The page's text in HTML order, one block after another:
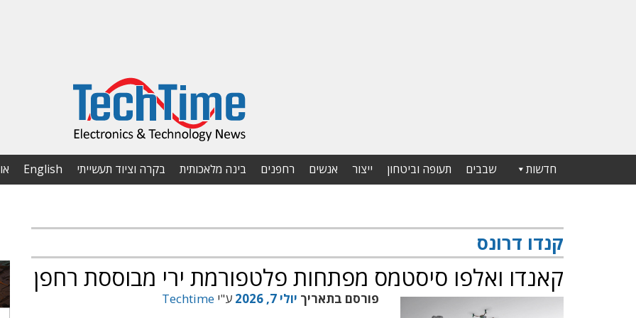
חדשות שבבים תעופה וביטחון ייצור אנשים רחפנים בינה מלאכותית בקרה וציוד תעשייתי English
קנדו דרונס
קאנדו ואלפו סיסטמס מפתחות פלטפורמת ירי מבוססת רחפן
פורסם בתאריך יולי 7, 2026 ע"י Techtime